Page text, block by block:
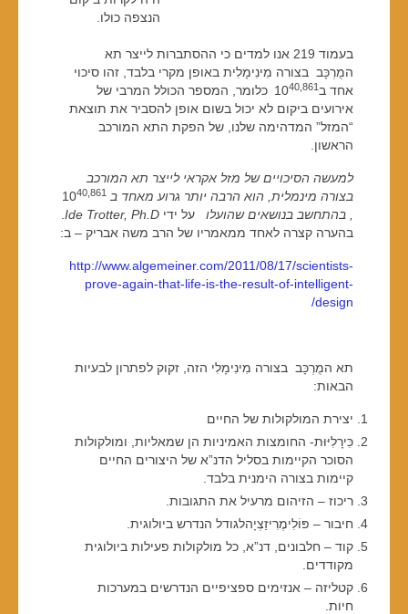
הנצפה כולו.
בעמוד 219 אנו למדים כי ההסתברות לייצר תא
המֻרְכָּב בצורה מִינִימָלִית באופן מקרי בלבד, זהו סיכוי
אחד ב1040,861
כלומר, המספר הכולל המרבי של
אירועים ביקום לא יכול בשום אופן להסביר את תוצאת
“המזל” המדהימה שלנו, של הפקת התא המורכב
הראשון.
למעשה הסיכויים של מזל אקראי לייצר תא המורכב
בצורה מינמלית, הוא הרבה יותר גרוע מאחד ב
1040,861
, בהתחשב בנושאים שהועלו על ידי Ide Trotter, Ph.D
בהערה קצרה לאחד ממאמריו של הרב משה אבריק – ב:
http://www.algemeiner.com/2011/08/17/scientists-
prove-again-that-life-is-the-result-of-intelligent-
design/
תא המֻרְכָּב בצורה מִינִימָלִי הזה, זקוק לפתרון לבעיות
הבאות:
יצירת המולקולות של החיים
כִּירָלִיּוּת- החומצות האמיניות הן שמאליות, ומולקולות
הסוכר הקיימות בסליל הדנ”א של היצורים החיים
קיימות בצורה הימנית בלבד.
ריכוז – הזיהום מרעיל את התגובות.
חיבור – פּוֹלִימֶרִיזַצְיָהלגודל הנדרש ביולוגית.
קוד – חלבונים, דנ”א, כל מולקולות פעילות ביולוגית
מקודדים.
קטליזה – אנזימים ספציפיים הנדרשים במערכות
חיות.